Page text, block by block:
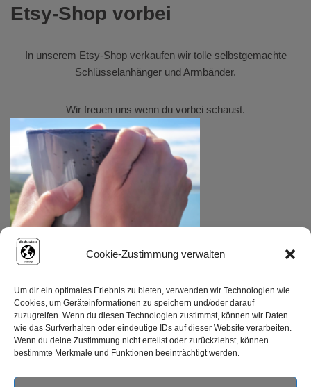
Cookie-Zustimmung verwalten
Um dir ein optimales Erlebnis zu bieten, verwenden wir Technologien wie
Cookies, um Geräteinformationen zu speichern und/oder darauf
zuzugreifen. Wenn du diesen Technologien zustimmst, können wir Daten
wie das Surfverhalten oder eindeutige IDs auf dieser Website verarbeiten.
Wenn du deine Zustimmung nicht erteilst oder zurückziehst, können
bestimmte Merkmale und Funktionen beeinträchtigt werden.
Etsy-Shop vorbei
In unserem Etsy-Shopverkaufen wir tolle selbstgemachte
Schlüsselanhänger und Armbänder.
Wir freuen uns wenn du vorbei schaust.